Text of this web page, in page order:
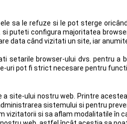
sa le refuze si le pot sterge
configura majoritatea
data când vizitati un site, iar
setarile browser-ului dvs. pentru a
uri pot fi strict necesare pentru
site-ului nostru web. Printre
sistemului si pentru
si sa aflam modalitatile în